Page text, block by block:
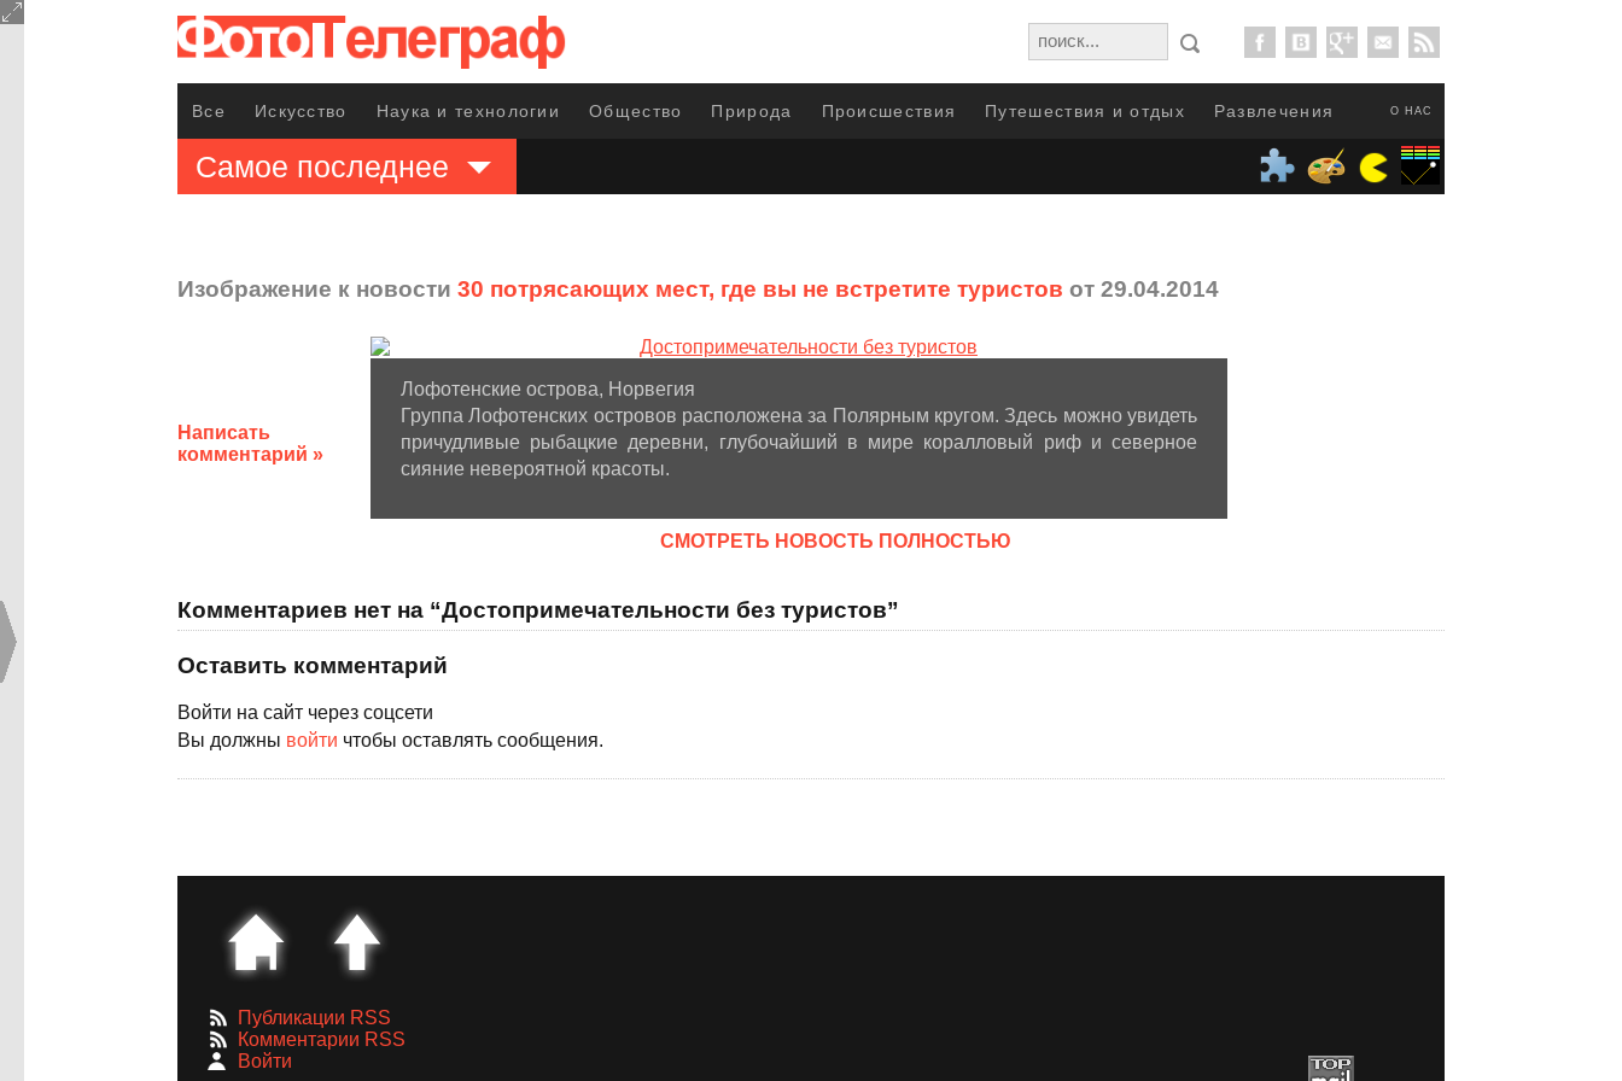
О НАС
Все Искусство Наука и технологии Общество Природа Происшествия Путешествия и отдых Развлечения
Самое последнее
Изображение к новости 30 потрясающих мест, где вы не встретите туристов от 29.04.2014
Написать
комментарий »
Лофотенские острова, Норвегия
Группа Лофотенских островов расположена за Полярным кругом. Здесь можно увидеть
причудливые рыбацкие деревни, глубочайший в мире коралловый риф и северное
сияние невероятной красоты.
CМОТРЕТЬ НОВОСТЬ ПОЛНОСТЬЮ
Комментариев нет на “Достопримечательности без туристов”
Оставить комментарий
Войти на сайт через соцсети
Вы должны войти чтобы оставлять сообщения.
Публикации RSS
Комментарии RSS
Войти